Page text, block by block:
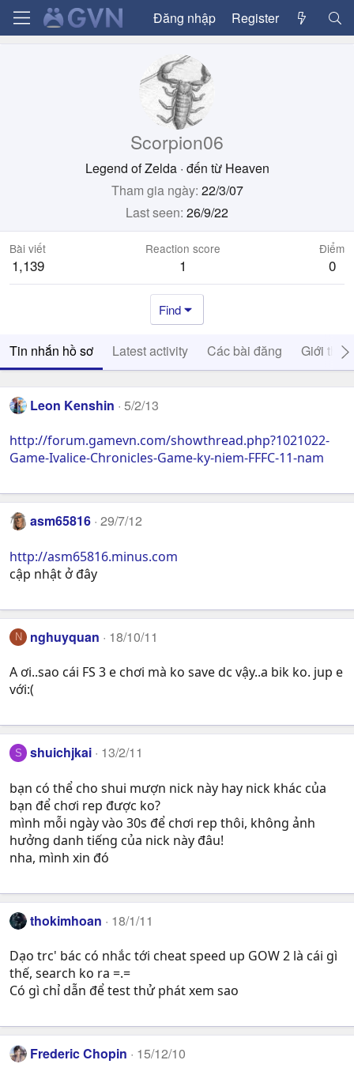
Đăng nhập Register
Scorpion06
Legend of Zelda · đến từ Heaven
Tham gia ngày 22/3/07
Last seen 26/9/22
Bài viết
1,139
Reaction score
1
Điểm
0
Find
Tin nhắn hồ sơ Latest activity Các bài đăng Giới thiệu
Leon Kenshin 5/2/13
http://forum.gamevn.com/showthread.php?1021022-
Game-Ivalice-Chronicles-Game-ky-niem-FFFC-11-nam
asm65816 29/7/12
http://asm65816.minus.com
cập nhật ở đây
N nghuyquan 18/10/11
A ơi..sao cái FS 3 e chơi mà ko save dc vậy..a bik ko. jup e
với:(
S shuichjkai 13/2/11
bạn có thể cho shui mượn nick này hay nick khác của
bạn để chơi rep được ko?
mình mỗi ngày vào 30s để chơi rep thôi, không ảnh
hưởng danh tiếng của nick này đâu!
nha, mình xin đó
thokimhoan 18/1/11
Dạo trc' bác có nhắc tới cheat speed up GOW 2 là cái gì
thế, search ko ra =.=
Có gì chỉ dẫn để test thử phát xem sao
Frederic Chopin 15/12/10